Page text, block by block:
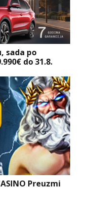
sada po
do 31.8.
Preuzmi